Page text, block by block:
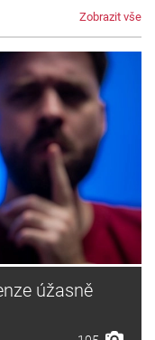
Zobrazit vše
úžasně